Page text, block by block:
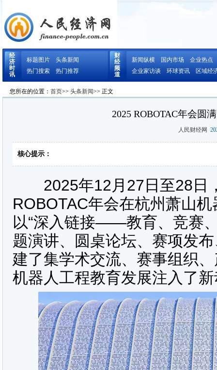
经
济
时
讯
标题图片
头条新闻
热门搜索
热门推荐
财
经
频
道
新闻纵横 国内市场
企业热点
企业家访谈
环球资讯 区域经
您所在的位置： 首页>> 头条新闻>> 正文
2025 ROBOTAC年会圆
人民财经网
核心提示：
2025年12月27日至28日
ROBOTAC年会在杭州萧山
以“深入链接——教育、竞赛
题演讲、圆桌论坛、赛项发
建了集学术交流、赛事组织
机器人工程教育发展注入了